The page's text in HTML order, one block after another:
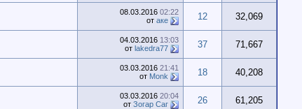
08.03.2016 02:22
от аке 12 32,069
04.03.2016 13:03
от lakedra77 37 71,667
03.03.2016 21:41
от Monk 18 40,208
03.03.2016 20:04
от Зогар Саг 26 61,205